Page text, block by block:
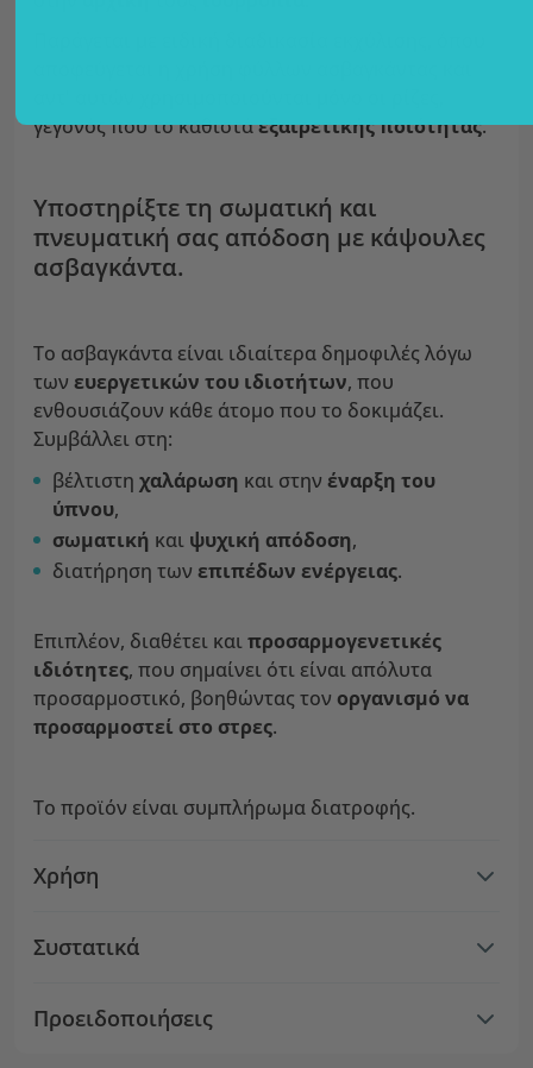
γεγονός που το καθιστάεξαιρετικής ποιότητας.
Υποστηρίξτε τη σωματική και
πνευματική σας απόδοση με κάψουλες
ασβαγκάντα.
Το ασβαγκάντα είναι ιδιαίτερα δημοφιλές λόγω
των ευεργετικών του ιδιοτήτων, που
ενθουσιάζουν κάθε άτομο που το δοκιμάζει.
Συμβάλλει στη:
βέλτιστη χαλάρωση και στην έναρξη του
ύπνου,
σωματική και ψυχική απόδοση,
διατήρηση των επιπέδων ενέργειας.
Επιπλέον, διαθέτει καιπροσαρμογενετικές
ιδιότητες, που σημαίνει ότι είναι απόλυτα
προσαρμοστικό, βοηθώντας τον οργανισμό να
προσαρμοστεί στο στρες.
Το προϊόν είναι συμπλήρωμα διατροφής.
Χρήση
Συστατικά
Προειδοποιήσεις